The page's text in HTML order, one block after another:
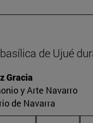
de Ujué
Gracia
y Arte Navarro
de Navarra